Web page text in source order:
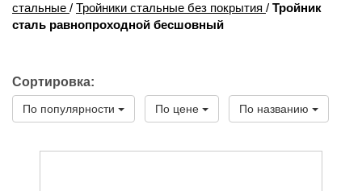
стальные / Тройники стальные без покрытия / Тройник
сталь равнопроходной бесшовный
Сортировка:
По популярности По цене По названию